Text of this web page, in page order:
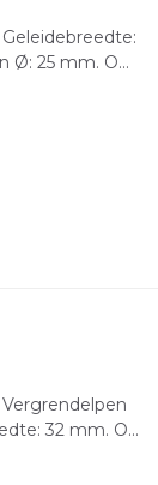
Ø: 25 mm. O...
32 mm. O...